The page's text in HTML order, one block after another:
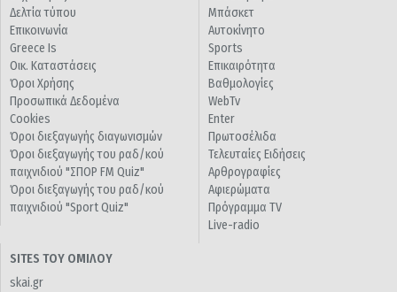
Δελτία τύπου
Επικοινωνία
Greece Is
Οικ. Καταστάσεις
Όροι Χρήσης
Προσωπικά Δεδομένα
Cookies
Όροι διεξαγωγής διαγωνισμών
Όροι διεξαγωγής του ραδ/κού
παιχνιδιού "ΣΠΟΡ FM Quiz"
Όροι διεξαγωγής του ραδ/κού
παιχνιδιού "Sport Quiz"
Μπάσκετ
Αυτοκίνητο
Sports
Επικαιρότητα
Βαθμολογίες
WebTv
Enter
Πρωτοσέλιδα
Τελευταίες Ειδήσεις
Αρθρογραφίες
Αφιερώματα
Πρόγραμμα TV
Live-radio
SITES ΤΟΥ ΟΜΙΛΟΥ
skai.gr